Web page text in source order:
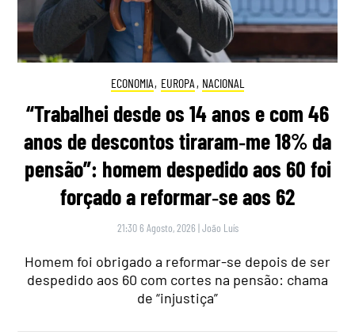
ECONOMIA, EUROPA , NACIONAL
“Trabalhei desde os 14 anos e com 46
anos de descontos tiraram‑me 18% da
pensão”: homem despedido aos 60 foi
forçado a reformar‑se aos 62
21:30 6 Agosto, 2026 |João Luís
Homem foi obrigado a reformar-se depois de ser
despedido aos 60 com cortes na pensão: chama
de “injustiça”